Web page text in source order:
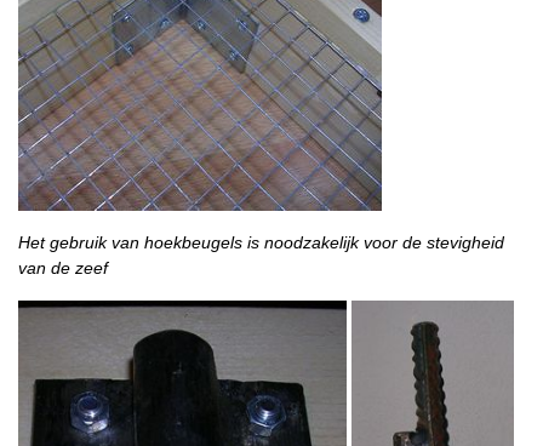
Het gebruik van hoekbeugels is noodzakelijk voor de stevigheid
van de zeef